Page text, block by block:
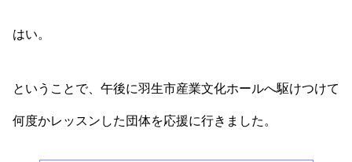
はい。
ということで、午後に羽生市産業文化ホールへ駆けつけて
何度かレッスンした団体を応援に行きました。